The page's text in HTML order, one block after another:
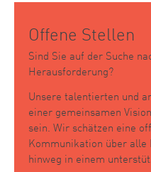
Offene Stellen
Sind Sie auf der Suche
Herausforderung?
Unsere talentierten und
einer gemeinsamen
sein. Wir schätzen eine
Kommunikation über alle
hinweg in einem